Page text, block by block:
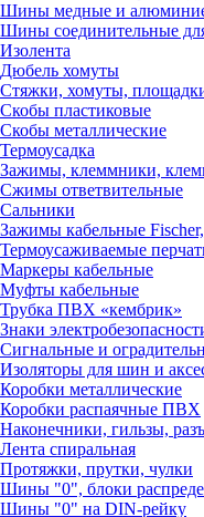
Шины медные и
Шины соединительные
Изолента
Дюбель хомуты
Стяжки, хомуты,
Скобы пластиковые
Скобы металлические
Термоусадка
Зажимы, клеммники,
Сжимы ответвительные
Сальники
Зажимы кабельные
Термоусаживаемые
Маркеры кабельные
Муфты кабельные
Трубка ПВХ «кембрик»
Знаки
Сигнальные и
Изоляторы для шин и
Коробки металлические
Коробки распаячные ПВХ
Наконечники, гильзы,
Лента спиральная
Протяжки, прутки, чулки
Шины "0", блоки
Шины "0" на DIN-рейку